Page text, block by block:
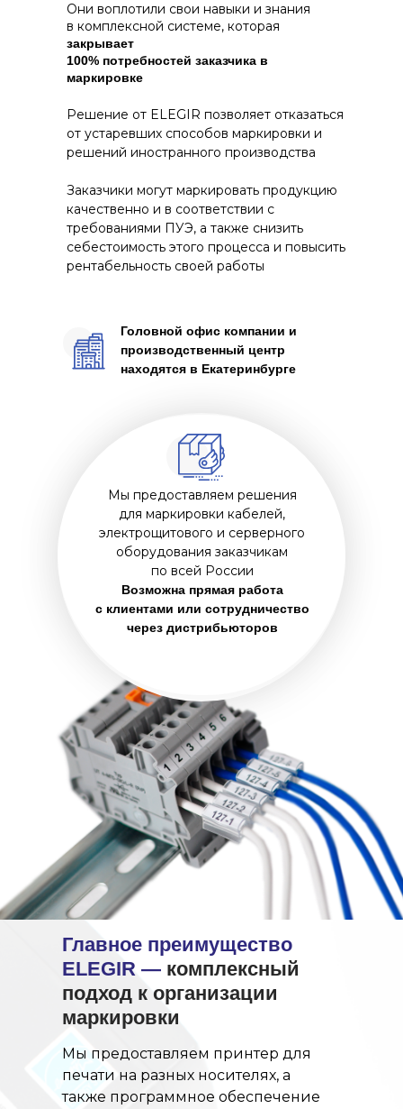
Они воплотили свои навыки и знания
в комплексной системе, которая
закрывает
100% потребностей заказчика в
маркировке
Решение от ELEGIR позволяет отказаться
от устаревших способов маркировки и
решений иностранного производства
Заказчики могут маркировать продукцию
качественно и в соответствии с
требованиями ПУЭ, а также снизить
себестоимость этого процесса и повысить
рентабельность своей работы
Мы предоставляем решения
для маркировки кабелей,
электрощитового и серверного
оборудования заказчикам
по всей России
Возможна прямая работа
с клиентами или сотрудничество
через дистрибьюторов
Головной офис компании и
производственный центр
находятся в Екатеринбурге
Главное преимущество
ELEGIR — комплексный
подход к организации
маркировки
Мы предоставляем принтер для
печати на разных носителях, а
также программное обеспечение